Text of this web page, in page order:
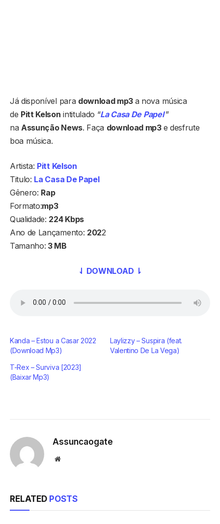
Já disponível para download mp3 a nova música
de Pitt Kelson intitulado “La Casa De Papel”
na Assunção News. Faça download mp3 e desfrute
boa música.
Artista: Pitt Kelson
Titulo: La Casa De Papel
Gênero: Rap
Formato:mp3
Qualidade: 224 Kbps
Ano de Lançamento: 2022
Tamanho: 3 MB
⇃ DOWNLOAD ⇂
Kanda – Estou a Casar 2022
(Download Mp3)
Laylizzy – Suspira (feat.
Valentino De La Vega)
T-Rex – Surviva [2023]
(Baixar Mp3)
Assuncaogate
Website
RELATED POSTS